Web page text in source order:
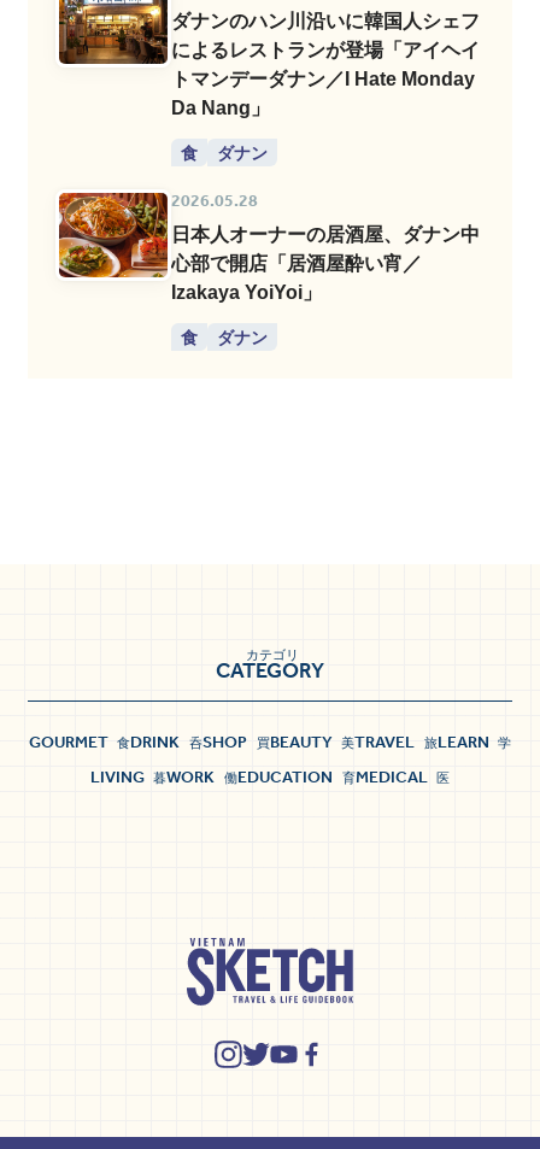
ダナンのハン川沿いに韓国人シェフ
によるレストランが登場「アイヘイ
トマンデーダナン／I Hate Monday
Da Nang」
食 ダナン
2026.05.28
日本人オーナーの居酒屋、ダナン中
心部で開店「居酒屋酔い宵／
Izakaya YoiYoi」
食 ダナン
CATEGORY
カテゴリ
GOURMET 食DRINK 呑SHOP 買BEAUTY 美TRAVEL 旅LEARN 学
LIVING 暮WORK 働EDUCATION 育MEDICAL 医